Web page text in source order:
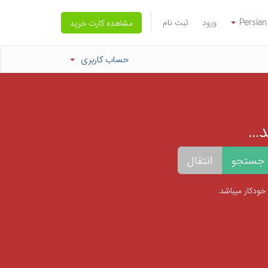
Persian ورود ثبت نام مشاهده کارت خرید
حساب کاربری
میباشد.